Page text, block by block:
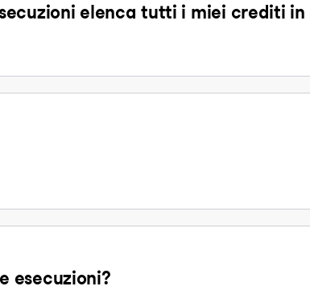
elenca tutti i miei crediti in
esecuzioni?